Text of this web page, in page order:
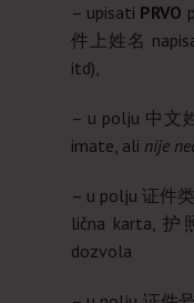
– upisati PRVO
件上姓名
itd),
– u polju 中文
imate, ali nije
– u polju 证件
lična karta, 护
dozvola